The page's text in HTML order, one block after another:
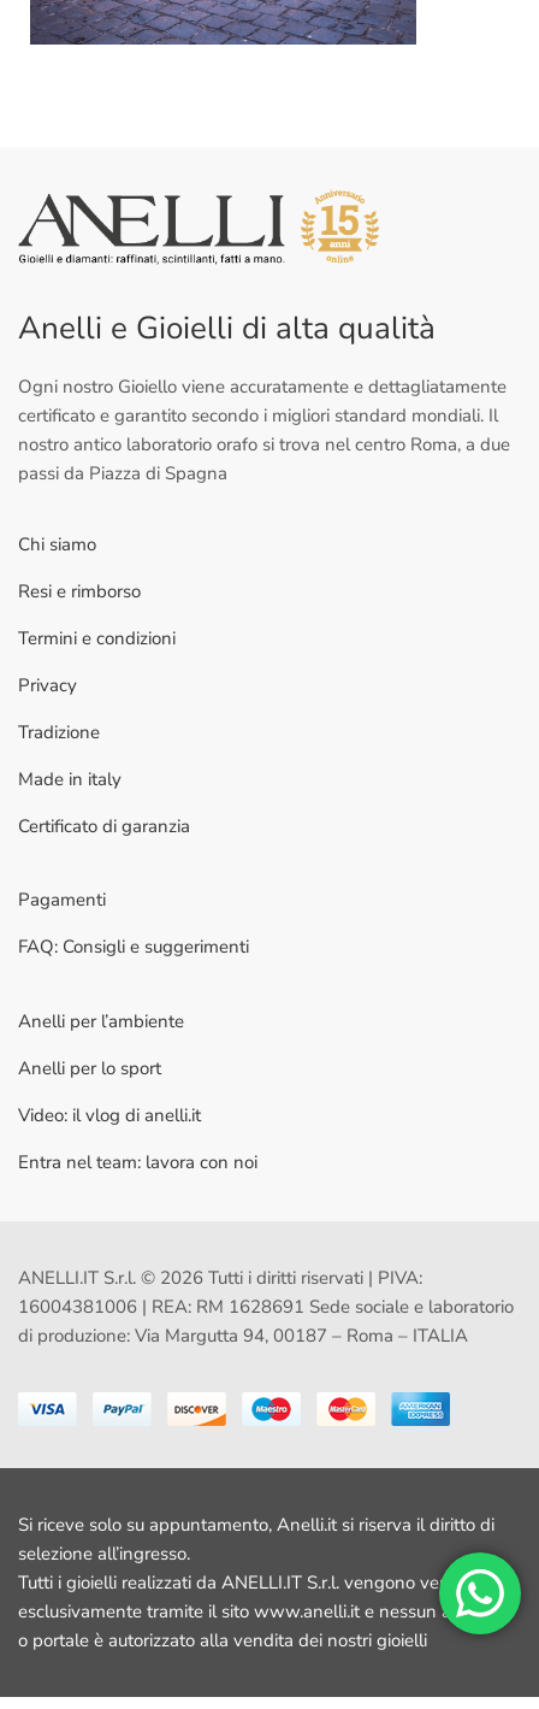
Anelli e Gioielli di alta qualità
Ogni nostro Gioiello viene accuratamente e dettagliatamente
certificato e garantito secondo i migliori standard mondiali. Il
nostro antico laboratorio orafo si trova nel centro Roma, a due
passi da Piazza di Spagna
Chi siamo
Resi e rimborso
Termini e condizioni
Privacy
Tradizione
Made in italy
Certificato di garanzia
Pagamenti
FAQ: Consigli e suggerimenti
Anelli per l’ambiente
Anelli per lo sport
Video: il vlog di anelli.it
Entra nel team: lavora con noi
ANELLI.IT S.r.l. © 2026 Tutti i diritti riservati | PIVA:
16004381006 | REA: RM 1628691 Sede sociale e laboratorio
di produzione: Via Margutta 94, 00187 – Roma – ITALIA
Si riceve solo su appuntamento, Anelli.it si riserva il diritto di
selezione all’ingresso.
Tutti i gioielli realizzati da ANELLI.IT S.r.l. vengono venduti
esclusivamente tramite il sito www.anelli.it e nessun altro sito
o portale è autorizzato alla vendita dei nostri gioielli